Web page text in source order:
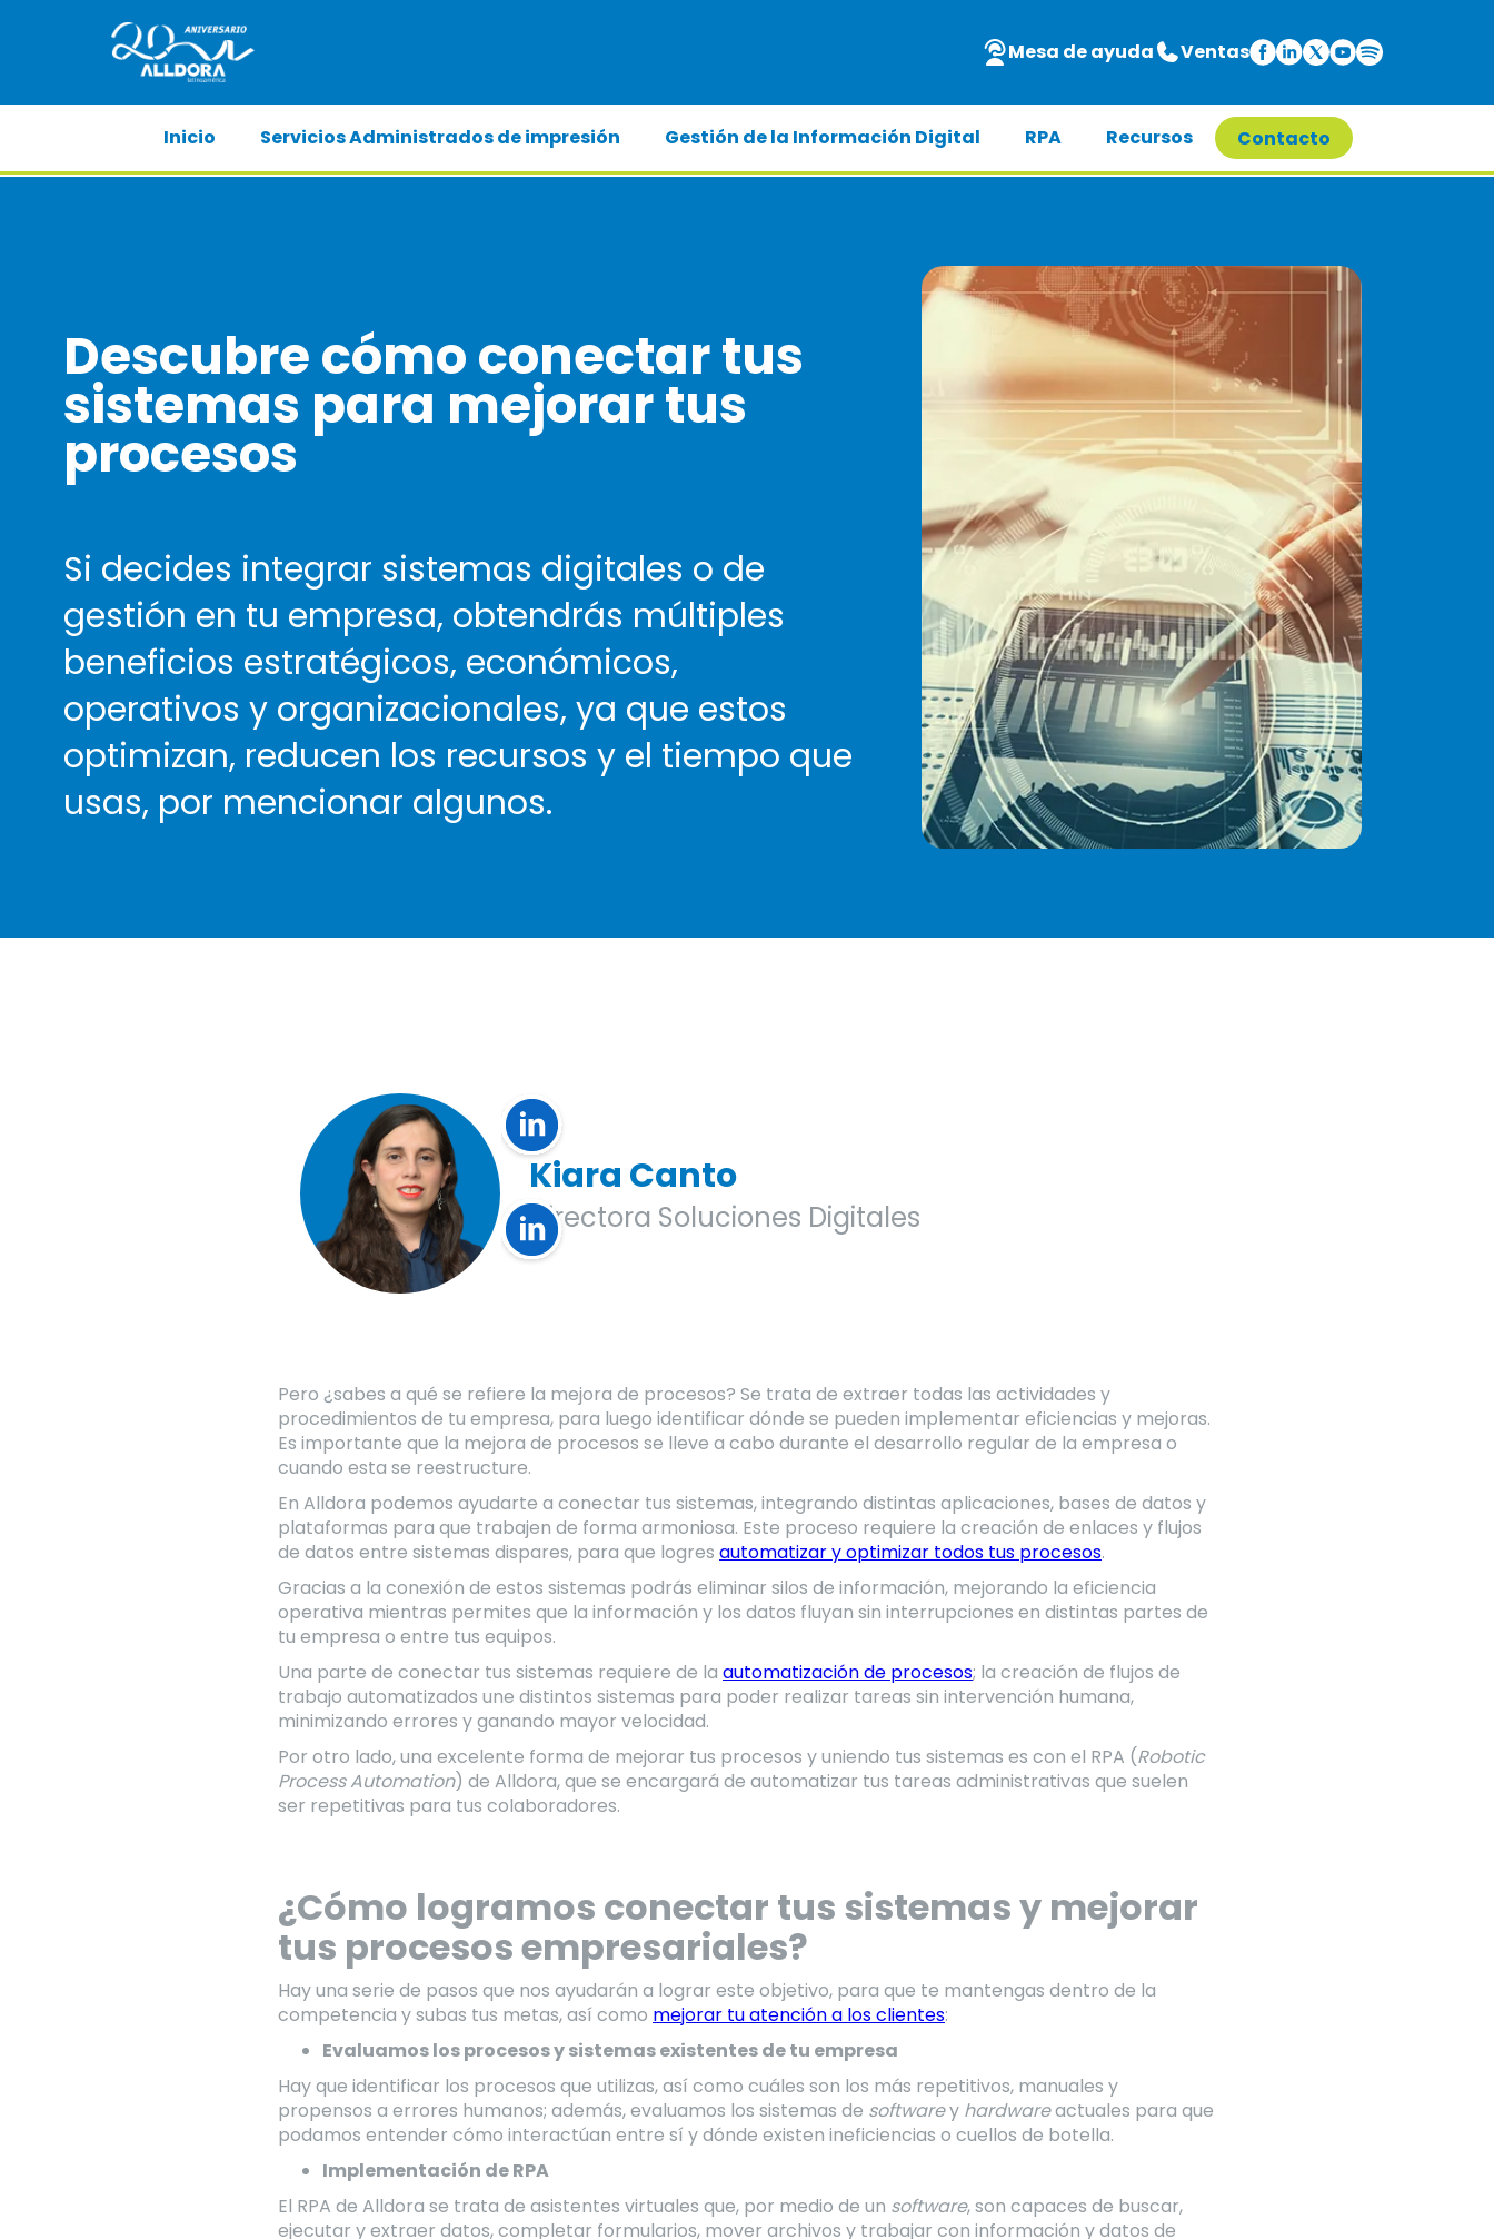
Mesa de ayuda Ventas
Inicio Servicios Administrados de impresión Gestión de la Información Digital RPA Recursos Contacto
Descubre cómo conectar tus
sistemas para mejorar tus
procesos
Si decides integrar sistemas digitales o de
gestión en tu empresa, obtendrás múltiples
beneficios estratégicos, económicos,
operativos y organizacionales, ya que estos
optimizan, reducen los recursos y el tiempo que
usas, por mencionar algunos.
Kiara Canto
Directora Soluciones Digitales
Pero ¿sabes a qué se refiere la mejora de procesos? Se trata de extraer todas las actividades y
procedimientos de tu empresa, para luego identificar dónde se pueden implementar eficiencias y mejoras.
Es importante que la mejora de procesos se lleve a cabo durante el desarrollo regular de la empresa o
cuando esta se reestructure.
En Alldora podemos ayudarte a conectar tus sistemas, integrando distintas aplicaciones, bases de datos y
plataformas para que trabajen de forma armoniosa. Este proceso requiere la creación de enlaces y flujos
de datos entre sistemas dispares, para que logres automatizar y optimizar todos tus procesos.
Gracias a la conexión de estos sistemas podrás eliminar silos de información, mejorando la eficiencia
operativa mientras permites que la información y los datos fluyan sin interrupciones en distintas partes de
tu empresa o entre tus equipos.
Una parte de conectar tus sistemas requiere de la automatización de procesos; la creación de flujos de
trabajo automatizados une distintos sistemas para poder realizar tareas sin intervención humana,
minimizando errores y ganando mayor velocidad.
Por otro lado, una excelente forma de mejorar tus procesos y uniendo tus sistemas es con el RPA (Robotic
Process Automation) de Alldora, que se encargará de automatizar tus tareas administrativas que suelen
ser repetitivas para tus colaboradores.
¿Cómo logramos conectar tus sistemas y mejorar
tus procesos empresariales?
Hay una serie de pasos que nos ayudarán a lograr este objetivo, para que te mantengas dentro de la
competencia y subas tus metas, así como mejorar tu atención a los clientes:
Evaluamos los procesos y sistemas existentes de tu empresa
Hay que identificar los procesos que utilizas, así como cuáles son los más repetitivos, manuales y
propensos a errores humanos; además, evaluamos los sistemas de softwarey hardwareactuales para que
podamos entender cómo interactúan entre sí y dónde existen ineficiencias o cuellos de botella.
Implementación de RPA
El RPA de Alldora se trata de asistentes virtuales que, por medio de un software, son capaces de buscar,
ejecutar y extraer datos, completar formularios, mover archivos y trabajar con información y datos de